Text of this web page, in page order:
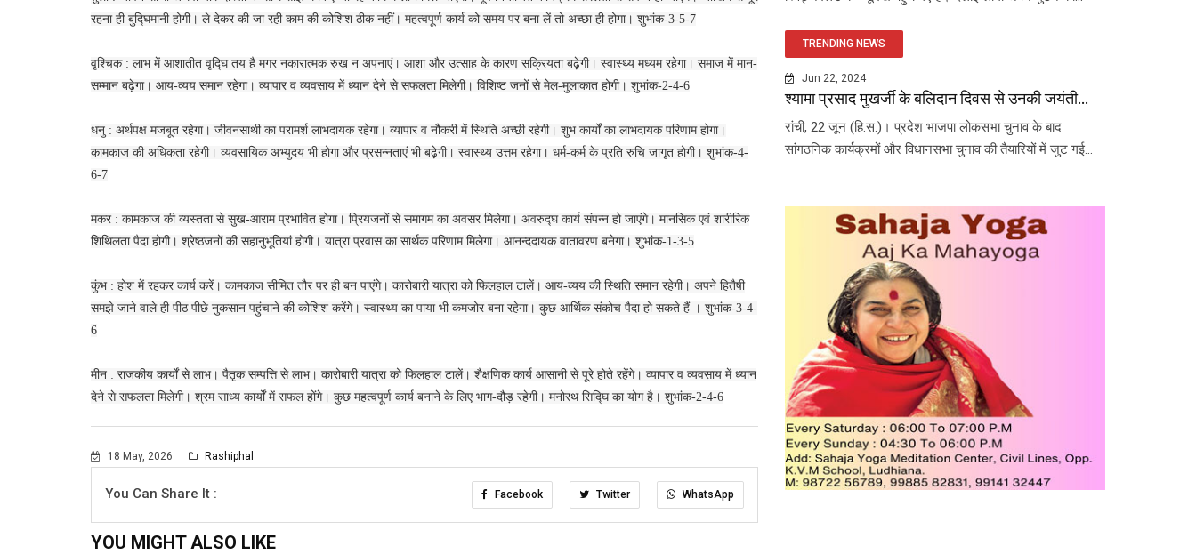
रहना ही बुद्घिमानी होगी। ले देकर की जा रही काम की कोशिश ठीक नहीं। महत्वपूर्ण कार्य को समय पर बना लें तो अच्छा ही होगा। शुभांक-3-5-7
वृश्चिक : लाभ में आशातीत वृद्घि तय है मगर नकारात्मक रुख न अपनाएं। आशा और उत्साह के कारण सक्रियता बढ़ेगी। स्वास्थ्य मध्यम रहेगा। समाज में मान-
सम्मान बढ़ेगा। आय-व्यय समान रहेगा। व्यापार व व्यवसाय में ध्यान देने से सफलता मिलेगी। विशिष्ट जनों से मेल-मुलाकात होगी। शुभांक-2-4-6
धनु : अर्थपक्ष मजबूत रहेगा। जीवनसाथी का परामर्श लाभदायक रहेगा। व्यापार व नौकरी में स्थिति अच्छी रहेगी। शुभ कार्यों का लाभदायक परिणाम होगा।
कामकाज की अधिकता रहेगी। व्यवसायिक अभ्युदय भी होगा और प्रसन्नताएं भी बढ़ेगी। स्वास्थ्य उत्तम रहेगा। धर्म-कर्म के प्रति रुचि जागृत होगी। शुभांक-4-
6-7
मकर : कामकाज की व्यस्तता से सुख-आराम प्रभावित होगा। प्रियजनों से समागम का अवसर मिलेगा। अवरुद्घ कार्य संपन्न हो जाएंगे। मानसिक एवं शारीरिक
शिथिलता पैदा होगी। श्रेष्ठजनों की सहानुभूतियां होगी। यात्रा प्रवास का सार्थक परिणाम मिलेगा। आनन्ददायक वातावरण बनेगा। शुभांक-1-3-5
कुंभ : होश में रहकर कार्य करें। कामकाज सीमित तौर पर ही बन पाएंगे। कारोबारी यात्रा को फिलहाल टालें। आय-व्यय की स्थिति समान रहेगी। अपने हितैषी
समझे जाने वाले ही पीठ पीछे नुकसान पहुंचाने की कोशिश करेंगे। स्वास्थ्य का पाया भी कमजोर बना रहेगा। कुछ आर्थिक संकोच पैदा हो सकते हैं । शुभांक-3-4-
6
मीन : राजकीय कार्यों से लाभ। पैतृक सम्पत्ति से लाभ। कारोबारी यात्रा को फिलहाल टालें। शैक्षणिक कार्य आसानी से पूरे होते रहेंगे। व्यापार व व्यवसाय में ध्यान
देने से सफलता मिलेगी। श्रम साध्य कार्यों में सफल होंगे। कुछ महत्वपूर्ण कार्य बनाने के लिए भाग-दौड़ रहेगी। मनोरथ सिद्घि का योग है। शुभांक-2-4-6
18 May, 2026 Rashiphal
You Can Share It : Facebook Twitter WhatsApp
YOU MIGHT ALSO LIKE
TRENDING NEWS
Jun 22, 2024
श्यामा प्रसाद मुखर्जी के बलिदान दिवस से उनकी जयंती...
रांची, 22 जून (हि.स.)। प्रदेश भाजपा लोकसभा चुनाव के बाद
सांगठनिक कार्यक्रमों और विधानसभा चुनाव की तैयारियों में जुट गई...